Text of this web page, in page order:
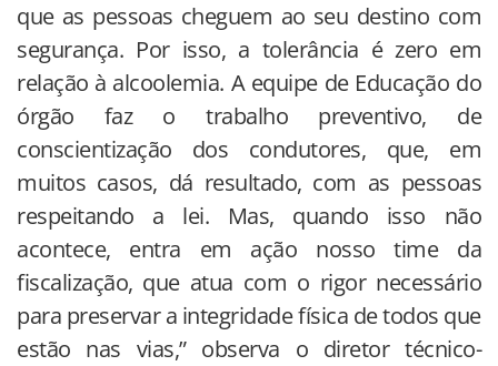
que as pessoas cheguem ao seu destino com
segurança. Por isso, a tolerância é zero em
relação à alcoolemia. A equipe de Educação do
órgão faz o trabalho preventivo, de
conscientização dos condutores, que, em
muitos casos, dá resultado, com as pessoas
respeitando a lei. Mas, quando isso não
acontece, entra em ação nosso time da
fiscalização, que atua com o rigor necessário
para preservar a integridade física de todos que
estão nas vias,” observa o diretor técnico-